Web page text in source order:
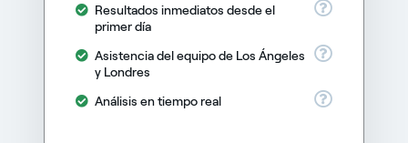
Resultados inmediatos desde el
primer día
Asistencia del equipo de Los Ángeles
y Londres
Análisis en tiempo real